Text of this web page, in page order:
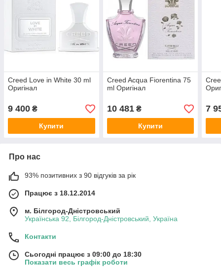
Creed Love in White 30 ml
Оригінал
9 400 ₴
Купити
Creed Acqua Fiorentina 75
ml Оригінал
10 481₴
Купити
7
Про нас
93% позитивних з 90 відгуків за рік
Працює з 18.12.2014
м. Білгород-Дністровський
Українська 92, Білгород-Дністровський, Україна
Контакти
Сьогодні працює з 09:00 до 18:30
Показати весь графік роботи